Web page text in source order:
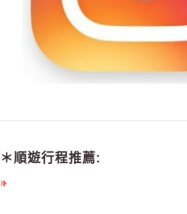
＊順遊行程推薦: